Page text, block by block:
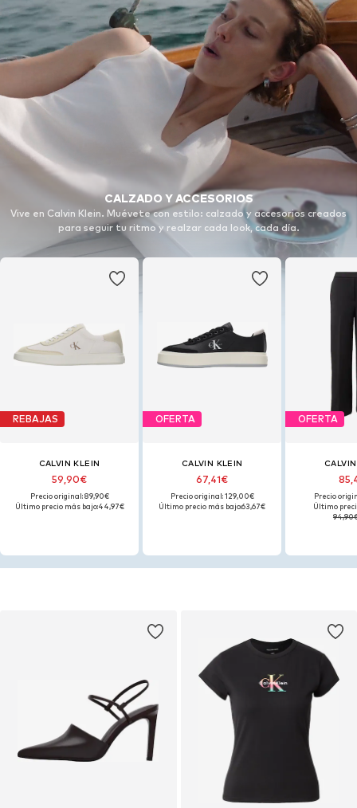
CALZADO Y ACCESORIOS
Vive en Calvin Klein. Muévete con estilo: calzado y accesorios creados
para seguir tu ritmo y realzar cada look, cada día.
REBAJAS
CALVIN KLEIN
59,90€
Precio original: 89,90€
Último precio más bajo:44,97€
OFERTA
CALVIN KLEIN
67,41€
Precio original: 129,00€
Último precio más bajo:63,67€
OFERTA
Precio
Último